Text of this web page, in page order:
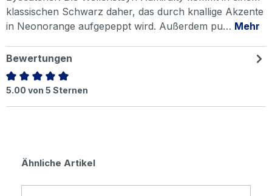
klassischen Schwarz daher, das durch knallige Akzente
in Neonorange aufgepeppt wird. Außerdem pu… Mehr
Bewertungen
Durchschnittliche Bewertung von 5 von 5 Sternen
5.00 von 5 Sternen
Produktgalerie überspringen
Ähnliche Artikel